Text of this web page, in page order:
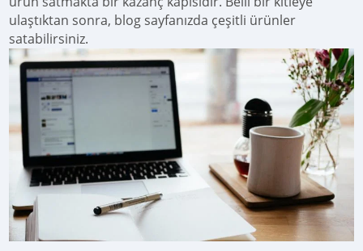
ulaştıktan sonra, blog sayfanızda çeşitli ürünler
satabilirsiniz.